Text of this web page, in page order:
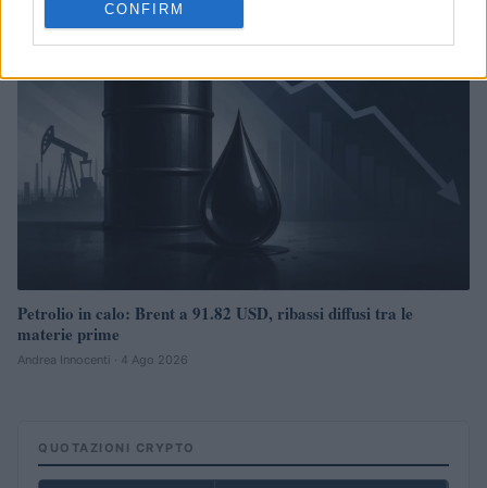
CONFIRM
Petrolio in calo: Brent a 91.82 USD, ribassi diffusi tra le
materie prime
Andrea Innocenti · 4 Ago 2026
QUOTAZIONI CRYPTO